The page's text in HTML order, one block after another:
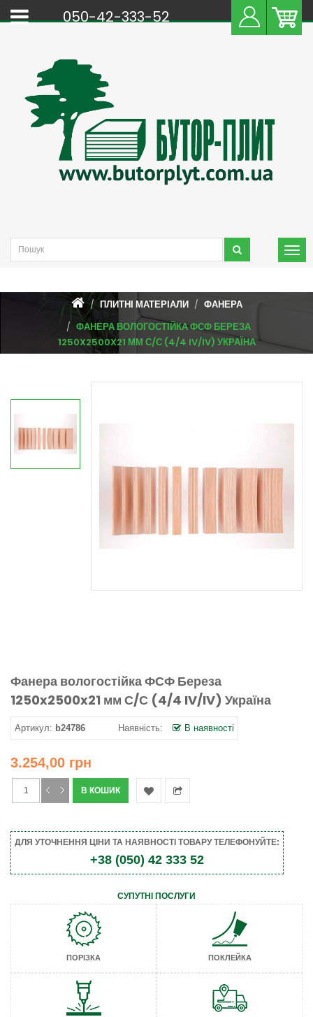
050-42-333-52
ПЛИТНІ МАТЕРІАЛИ
ФАНЕРА
ФАНЕРА ВОЛОГОСТІЙКА ФСФ БЕРЕЗА
1250X2500X21 ММ С/С (4/4 IV/IV) УКРАЇНА
Фанера вологостійка ФСФ Береза
1250x2500x21 мм С/С (4/4 IV/IV) Україна
Артикул: b24786 Наявність: В наявності
3.254,00 грн
ДЛЯ УТОЧНЕННЯ ЦІНИ ТА НАЯВНОСТІ ТОВАРУ ТЕЛЕФОНУЙТЕ:
+38 (050) 42 333 52
СУПУТНІ ПОСЛУГИ
ПОРІЗКА ПОКЛЕЙКА